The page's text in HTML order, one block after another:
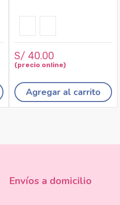
S/ 40.00
Agregar al carrito
Envíos a domicilio